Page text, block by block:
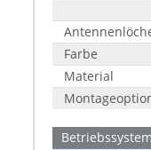
Farbe
Material